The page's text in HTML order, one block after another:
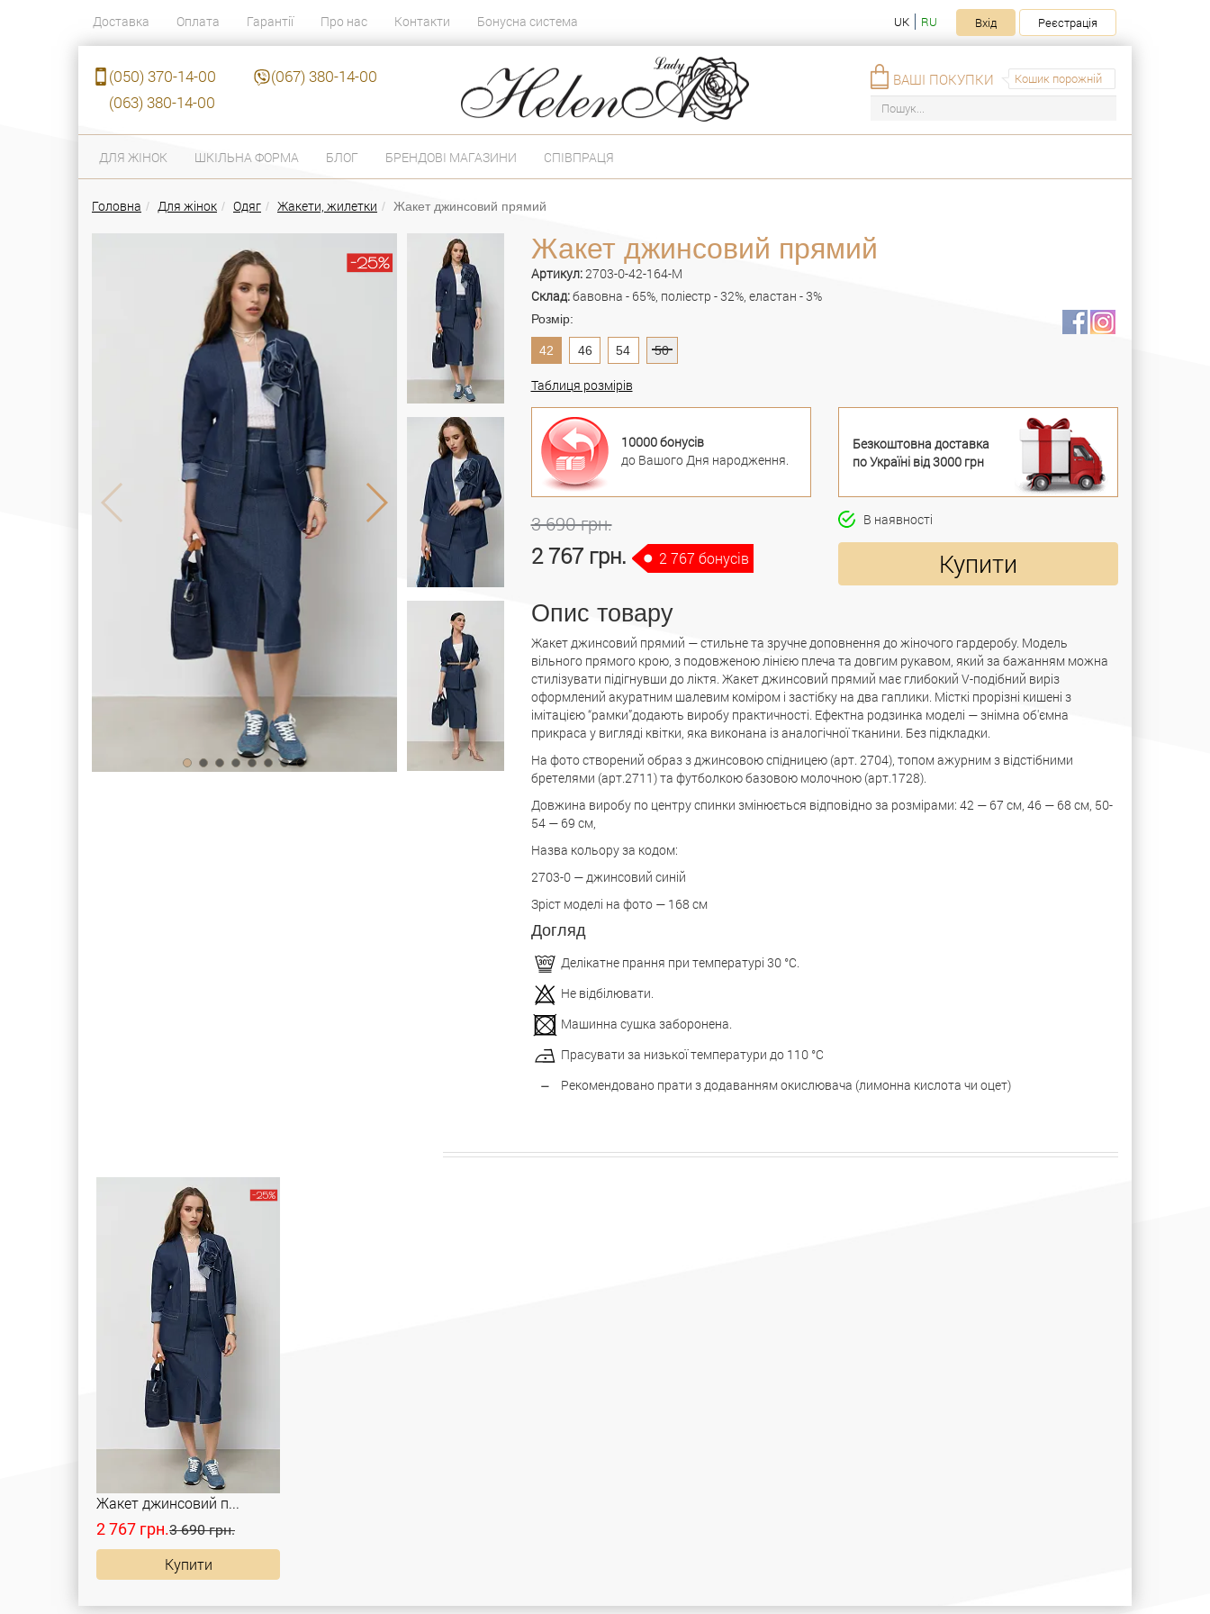
Доставка Оплата Гарантії Про нас Контакти Бонусна система UK RU Вхід Реєстрація
(050) 370-14-00
(067) 380-14-00
(063) 380-14-00
Кошик порожній
ВАШІ ПОКУПКИ
ДЛЯ ЖІНОК ШКІЛЬНА ФОРМА БЛОГ БРЕНДОВІ МАГАЗИНИ СПІВПРАЦЯ
Головна Для жінок Одяг Жакети, жилетки Жакет джинсовий прямий
Жакет джинсовий прямий
Артикул:2703-0-42-164-M
Склад:бавовна - 65%, поліестр - 32%, еластан - 3%
Розмір:
42 46 54 50
Таблиця розмірів
10000 бонусів
до Вашого Дня народження.
Безкоштовна доставка
по Україні від 3000 грн
3 690 грн.
2 767 грн. 2 767 бонусів
В наявності
Купити
Опис товару
Жакет джинсовий прямий — стильне та зручне доповнення до жіночого гардеробу. Модель
вільного прямого крою, з подовженою лінією плеча та довгим рукавом, який за бажанням можна
стилізувати підігнувши до ліктя. Жакет джинсовий прямий має глибокий V-подібний виріз
оформлений акуратним шалевим коміром і застібку на два гаплики. Місткі прорізні кишені з
імітацією “рамки”додають виробу практичності. Ефектна родзинка моделі — знімна об'ємна
прикраса у вигляді квітки, яка виконана із аналогічної тканини. Без підкладки.
На фото створений образ з джинсовою спідницею (арт. 2704), топом ажурним з відстібними
бретелями (арт.2711) та футболкою базовою молочною (арт.1728).
Довжина виробу по центру спинки змінюється відповідно за розмірами: 42 — 67 см, 46 — 68 см, 50-
54 — 69 см,
Назва кольору за кодом:
2703-0 — джинсовий синій
Зріст моделі на фото — 168 см
Догляд
Делікатне прання при температурі 30 °С.
Не відбілювати.
Машинна сушка заборонена.
Прасувати за низької температури до 110 °С
Рекомендовано прати з додаванням окислювача (лимонна кислота чи оцет)
Жакет джинсовий п...
2 767 грн.3 690 грн.
Купити